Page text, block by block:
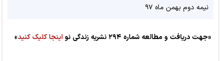
نیمه دوم بهمن ماه ۹۷
«جهت دریافت و مطالعه شماره ۲۹۴ نشریه زندگی نو اینجا کلیک کنید»